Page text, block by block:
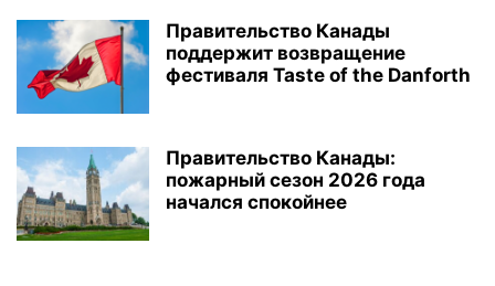
Правительство Канады
поддержит возвращение
фестиваля Taste of the Danforth
Правительство Канады:
пожарный сезон 2026 года
начался спокойнее